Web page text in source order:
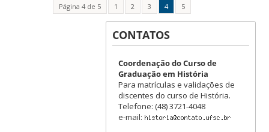
Página 4 de 5 1 2 3 4 5
CONTATOS
Coordenação do Curso de
Graduação em História
Para matrículas e validações de
discentes do curso de História.
Telefone: (48) 3721-4048
e-mail: